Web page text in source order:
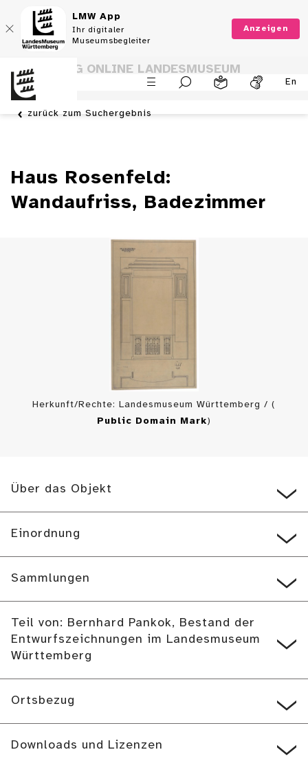
LMW App
Ihr digitaler
Museumsbegleiter
Anzeigen
En
SAMMLUNG ONLINE LANDESMUSEUM
WÜRTTEMBERG
zurück zum Suchergebnis
Haus Rosenfeld:
Wandaufriss, Badezimmer
Herkunft/Rechte: Landesmuseum Württemberg / (
Public Domain Mark)
Über das Objekt
Einordnung
Sammlungen
Teil von: Bernhard Pankok, Bestand der
Entwurfszeichnungen im Landesmuseum
Württemberg
Ortsbezug
Downloads und Lizenzen